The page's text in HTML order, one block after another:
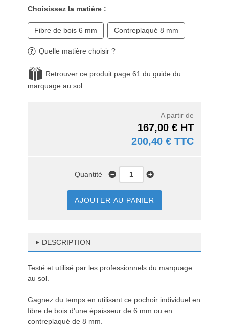
Choisissez la matière :
Fibre de bois 6 mm Contreplaqué 8 mm
Quelle matière choisir ?
Retrouver ce produit page 61 du guide du
marquage au sol
A partir de
167,00 € HT
200,40 € TTC
Quantité
AJOUTER AU PANIER
DESCRIPTION
Testé et utilisé par les professionnels du marquage
au sol.
Gagnez du temps en utilisant ce pochoir individuel en
fibre de bois d'une épaisseur de 6 mm ou en
contreplaqué de 8 mm.